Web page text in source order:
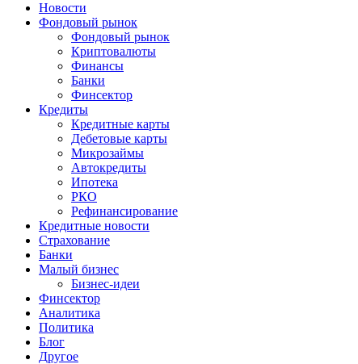
Новости
Фондовый рынок
Фондовый рынок
Криптовалюты
Финансы
Банки
Финсектор
Кредиты
Кредитные карты
Дебетовые карты
Микрозаймы
Автокредиты
Ипотека
РКО
Рефинансирование
Кредитные новости
Страхование
Банки
Малый бизнес
Бизнес-идеи
Финсектор
Аналитика
Политика
Блог
Другое